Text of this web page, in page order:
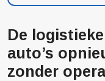
De
auto’s
zonder